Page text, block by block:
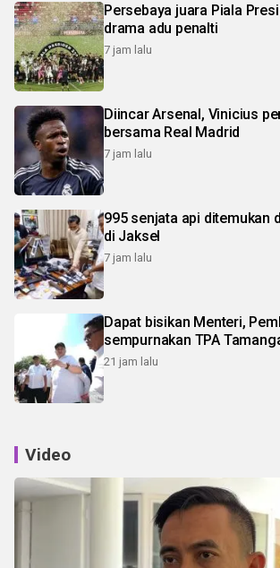
Persebaya juara Piala
drama adu penalti
7 jam lalu
Diincar Arsenal, Vinicius perpanjang kontrak
bersama Real Madrid
7 jam lalu
995 senjata api ditemukan
di Jaksel
7 jam lalu
Dapat bisikan Menteri,
sempurnakan TPA
21 jam lalu
Video